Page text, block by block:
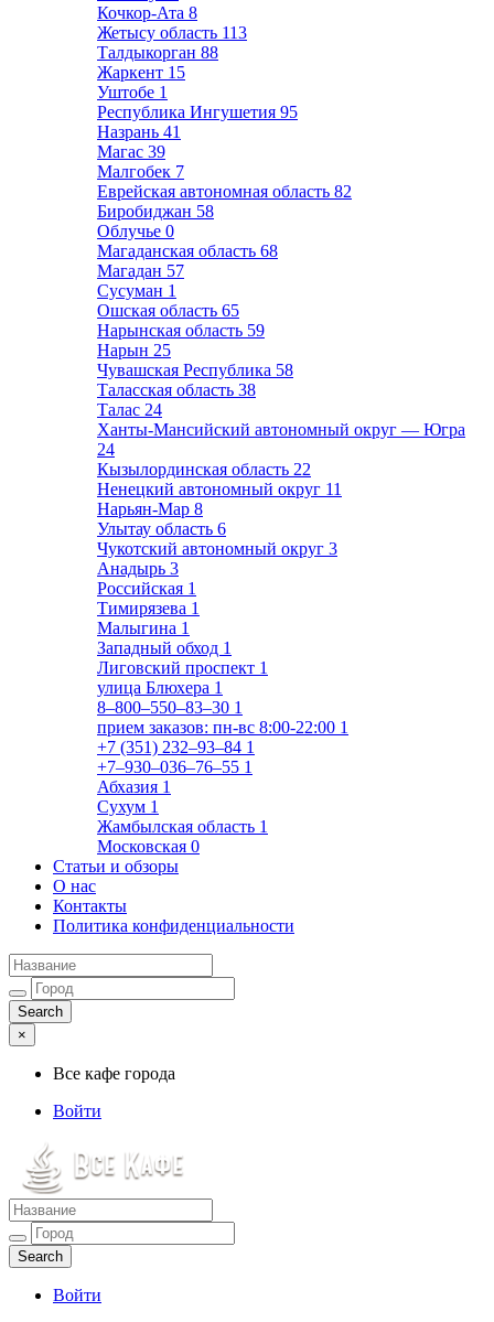
Кочкор-Ата 8
Жетысу область 113
Талдыкорган 88
Жаркент 15
Уштобе 1
Республика Ингушетия 95
Назрань 41
Магас 39
Малгобек 7
Еврейская автономная область 82
Биробиджан 58
Облучье 0
Магаданская область 68
Магадан 57
Сусуман 1
Ошская область 65
Нарынская область 59
Нарын 25
Чувашская Республика 58
Таласская область 38
Талас 24
Ханты-Мансийский автономный округ — Югра
24
Кызылординская область 22
Ненецкий автономный округ 11
Нарьян-Мар 8
Улытау область 6
Чукотский автономный округ 3
Анадырь 3
Российская 1
Тимирязева 1
Малыгина 1
Западный обход 1
Лиговский проспект 1
улица Блюхера 1
8‒800‒550‒83‒30 1
прием заказов: пн-вс 8:00-22:00 1
+7 (351) 232‒93‒84 1
+7‒930‒036‒76‒55 1
Абхазия 1
Сухум 1
Жамбылская область 1
Московская 0
Статьи и обзоры
О нас
Контакты
Политика конфиденциальности
×
Все кафе города
Войти
Все кафе города
Каталог хороших кафе
Войти